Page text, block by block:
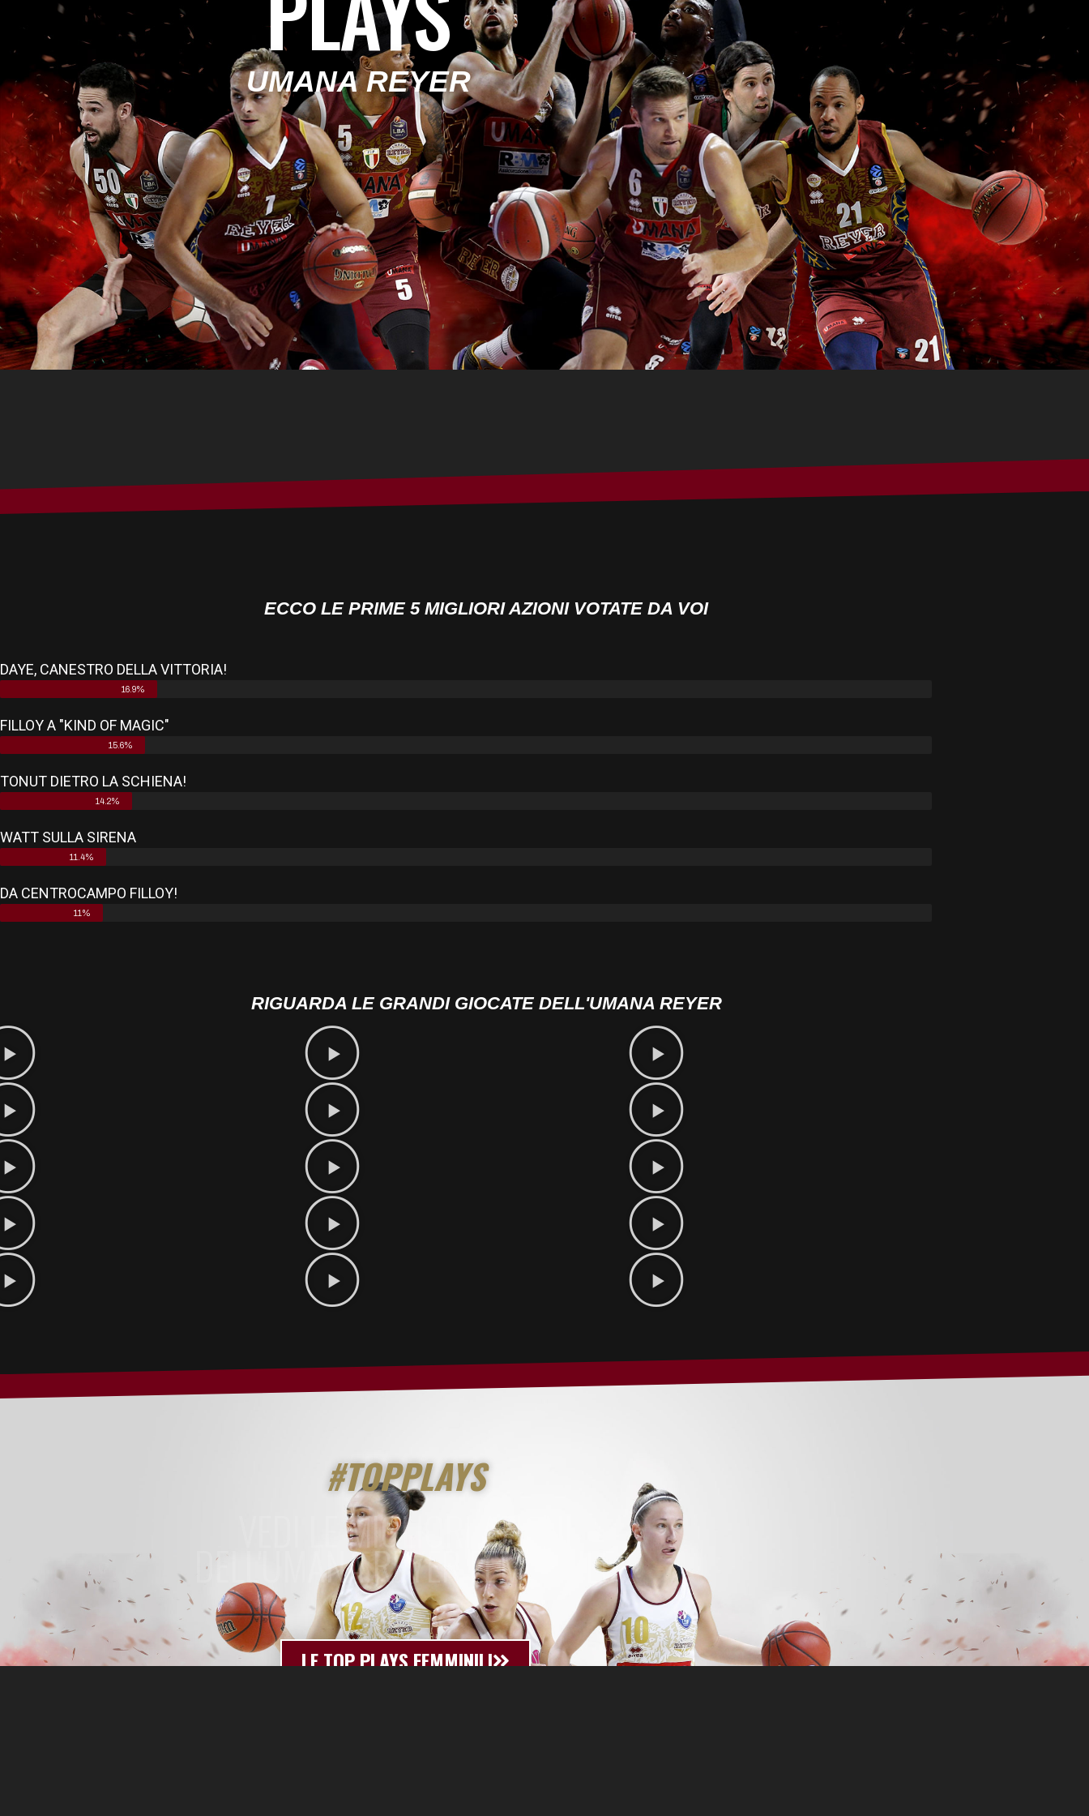
UMANA REYER
ECCO LE PRIME 5 MIGLIORI AZIONI VOTATE DA VOI
DAYE, CANESTRO DELLA VITTORIA!
16.9%
FILLOY A "KIND OF MAGIC"
15.6%
TONUT DIETRO LA SCHIENA!
14.2%
WATT SULLA SIRENA
11.4%
DA CENTROCAMPO FILLOY!
11%
RIGUARDA LE GRANDI GIOCATE DELL'UMANA REYER
#TOPPLAYS
VEDI LE MIGLIORI AZIONI
DELL'UMANA REYER FEMMINILE
LE TOP PLAYS FEMMINILI